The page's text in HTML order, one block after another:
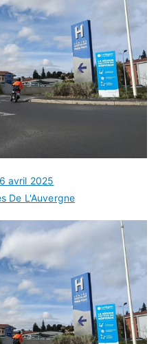
avril 2025
De L'Auvergne